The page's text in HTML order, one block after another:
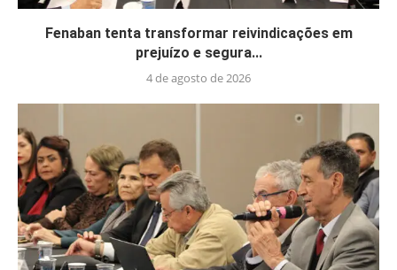
Fenaban tenta transformar reivindicações em
prejuízo e segura...
4 de agosto de 2026